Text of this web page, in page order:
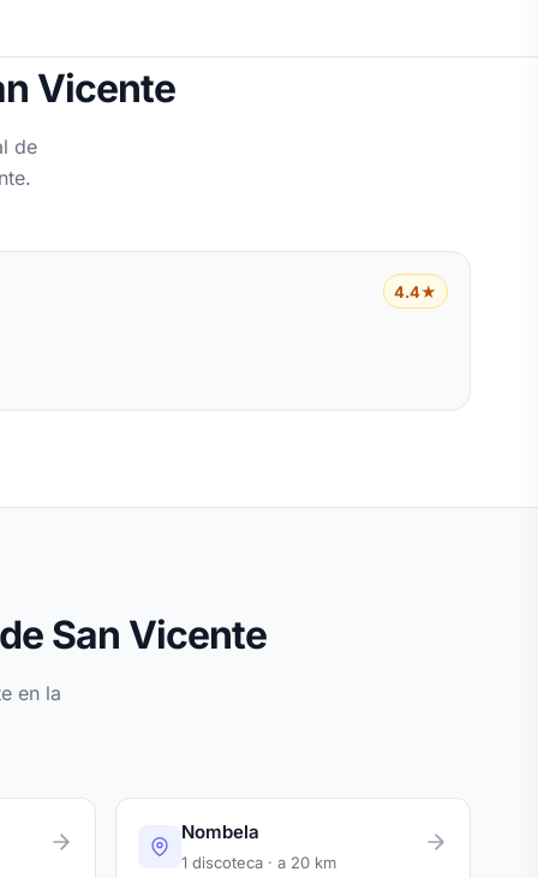
Vicente
de
4.4★
San Vicente
en la
Nombela
1 discoteca · a 20 km